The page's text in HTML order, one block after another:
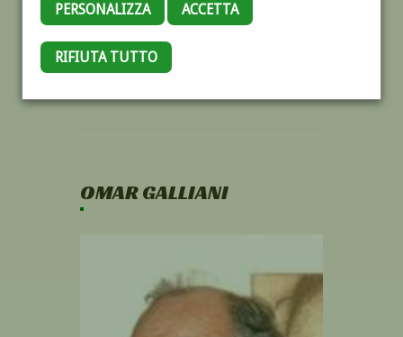
PERSONALIZZA ACCETTA
RIFIUTA TUTTO
OMAR GALLIANI